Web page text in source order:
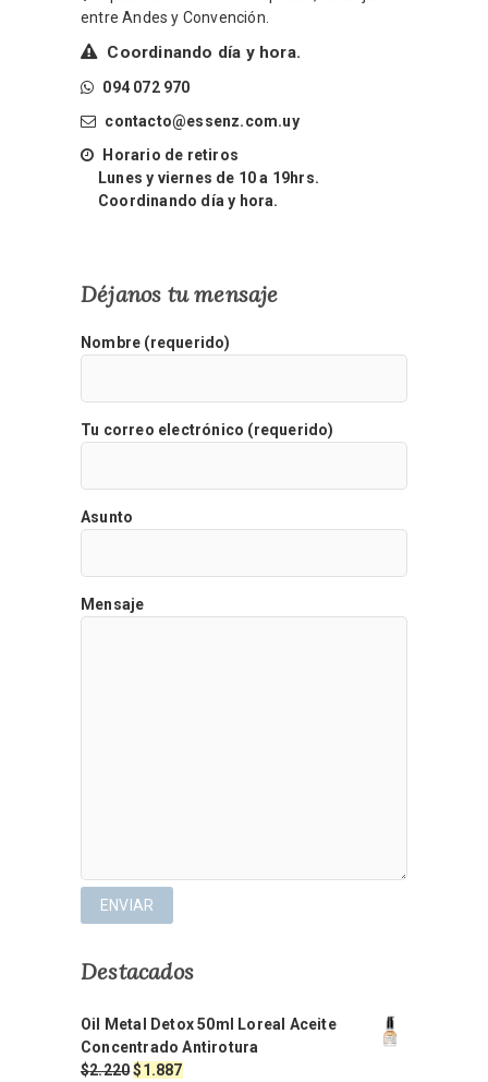
entre Andes y Convención.
Coordinando día y hora.
094 072 970
contacto@essenz.com.uy
Horario de retiros
Lunes y viernes de 10 a 19hrs.
Coordinando día y hora.
Déjanos tu mensaje
Nombre (requerido)
Tu correo electrónico (requerido)
Asunto
Mensaje
Destacados
Oil Metal Detox 50ml Loreal Aceite
Concentrado Antirotura
$2.220El
$1.887El